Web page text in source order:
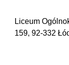
Liceum
159, 92-332